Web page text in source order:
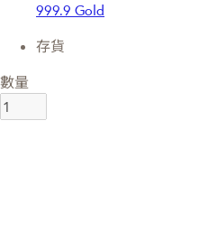
999.9 Gold
存貨
數量